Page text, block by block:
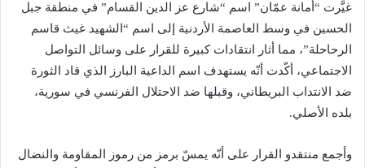
غيَّرت “أمانة عمّان” اسم “شارع عز الدين القسام” في منطقة جبل
الحسين في وسط العاصمة الأردنية إلى اسم “الشهيد غيث قاسم
الرحاحلة”، مما أثار انتقادات كبيرة للقرار على وسائل التواصل
الاجتماعي، أكّدت أنّه يستهدف اسم الداعية البارز الذي قاد الثورة
ضد الانتداب البريطاني، وقبلها ضد الاحتلال الفرنسي في سورية،
بلده الأصلي.
وأجمع منتقدو القرار على أنّه يمسّ برمز من رموز المقاومة والنضال